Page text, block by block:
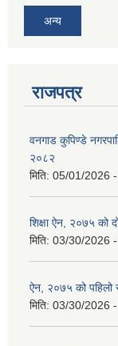
अन्य
राजपत्र
वनगाड कुपिण्डे
२०८२
मिति: 05/01/2026
शिक्षा ऐन, २०७५ को
मिति: 03/30/2026
ऐन, २०७५ को
मिति: 03/30/2026